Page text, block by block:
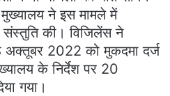
ने इस मामले में
की। विजिलेंस ने
2022 को मुकदमा दर्ज
के निर्देश पर 20
गया।